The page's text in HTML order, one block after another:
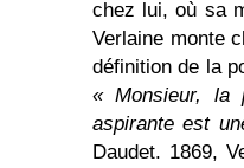
chez lui, où sa
Verlaine monte
définition de la
« Monsieur, la
aspirante est
Daudet. 1869,